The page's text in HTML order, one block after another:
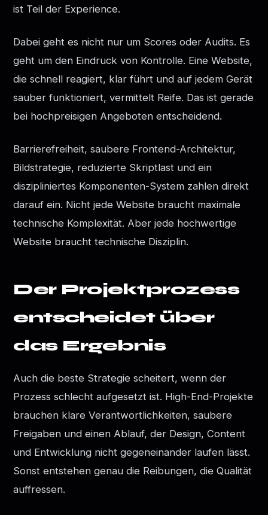
ist Teil der Experience.
Dabei geht es nicht nur um Scores oder Audits. Es
geht um den Eindruck von Kontrolle. Eine Website,
die schnell reagiert, klar führt und auf jedem Gerät
sauber funktioniert, vermittelt Reife. Das ist gerade
bei hochpreisigen Angeboten entscheidend.
Barrierefreiheit, saubere Frontend-Architektur,
Bildstrategie, reduzierte Skriptlast und ein
diszipliniertes Komponenten-System zahlen direkt
darauf ein. Nicht jede Website braucht maximale
technische Komplexität. Aber jede hochwertige
Website braucht technische Disziplin.
Der Projektprozess
entscheidet über
das Ergebnis
Auch die beste Strategie scheitert, wenn der
Prozess schlecht aufgesetzt ist. High-End-Projekte
brauchen klare Verantwortlichkeiten, saubere
Freigaben und einen Ablauf, der Design, Content
und Entwicklung nicht gegeneinander laufen lässt.
Sonst entstehen genau die Reibungen, die Qualität
auffressen.